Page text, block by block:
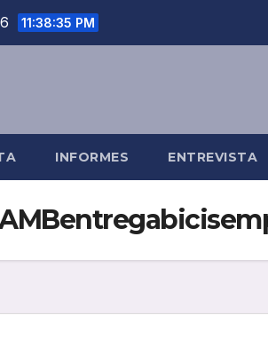
11:38:35 PM
INFORMES ENTREVISTA